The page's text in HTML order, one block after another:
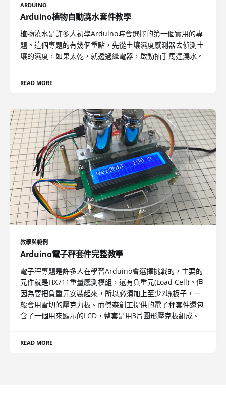
ARDUINO
Arduino植物自動澆水套件教學
植物澆水是許多人初學Arduino時會選擇的第一個實用的專
題。這個專題的有幾個重點，先從土壤濕度感測器去偵測土
壤的濕度，如果太乾，就透過繼電器，啟動抽手馬達澆水。
READ MORE
教學與範例
Arduino電子秤套件完整教學
電子秤專題是許多人在學習Arduino會選擇挑戰的，主要的
元件就是HX711重量感測模組，還有負重元(Load Cell)。但
因為要把負重元安裝起來，所以必須加上至少2塊板子，一
般會用雷切的壓克力板。而傑森創工提供的電子秤套件還包
含了一個用來顯示的LCD，整套是用3片圓形壓克板組成。
READ MORE